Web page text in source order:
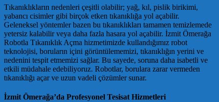
Tıkanıklıkların nedenleri çeşitli olabilir; yağ, kıl, pislik birikimi,
yabancı cisimler gibi birçok etken tıkanıklığa yol açabilir.
Geleneksel yöntemler bazen bu tıkanıklıkları tamamen temizlemede
yetersiz kalabilir veya daha fazla hasara yol açabilir. İzmit Ömerağa
Robotla Tıkanıklık Açma hizmetimizde kullandığımız robot
teknolojisi, boruların içini görüntülememizi, tıkanıklığın yerini ve
nedenini tespit etmemizi sağlar. Bu sayede, soruna daha isabetli ve
etkili müdahale edebiliyoruz. Robotlar, borulara zarar vermeden
tıkanıklığı açar ve uzun vadeli çözümler sunar.
İzmit Ömerağa’da Profesyonel Tesisat Hizmetleri